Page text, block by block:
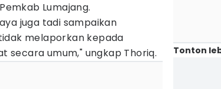
Lumajang.
juga tadi sampaikan
melaporkan kepada
secara umum," ungkap Thoriq.
Tonton